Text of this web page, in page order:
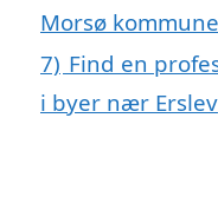
Morsø kommune
7) Find en
i byer nær Erslev